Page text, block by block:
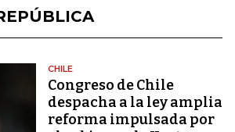
CHILE
Congreso de Chile
despacha a la ley amplia
reforma impulsada por